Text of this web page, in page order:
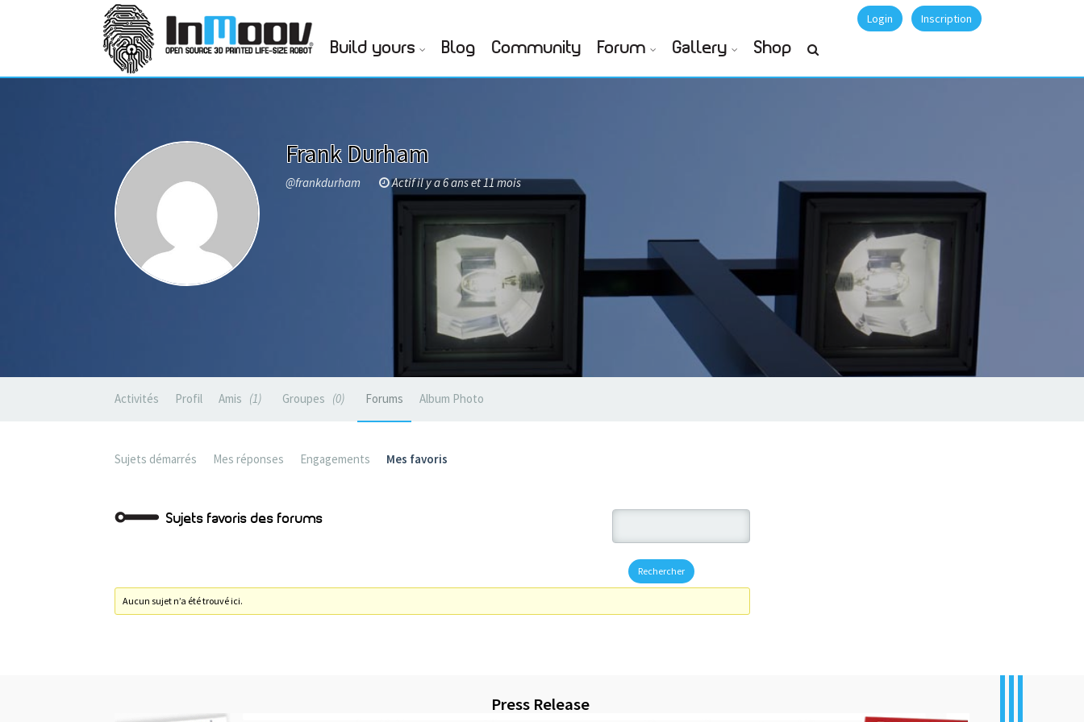
Login Inscription
Build yours Blog Community Forum Gallery Shop
Frank Durham
@frankdurham Actif il y a 6 ans et 11 mois
Activités Profil Amis 1 Groupes 0 Forums Album Photo
Sujets démarrés Mes réponses Engagements Mes favoris
Sujets favoris des forums
Aucun sujet n’a été trouvé ici.
Press Release